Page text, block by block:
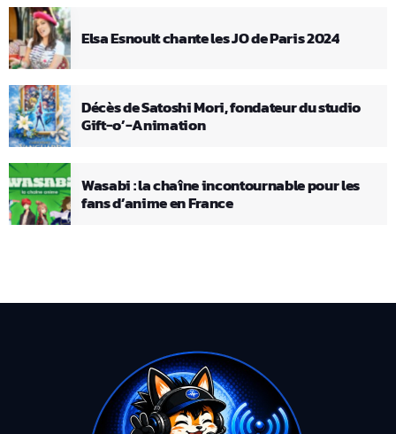
Elsa Esnoult chante les JO de Paris 2024
Décès de Satoshi Mori, fondateur du studio
Gift-o’-Animation
Wasabi : la chaîne incontournable pour les
fans d’anime en France